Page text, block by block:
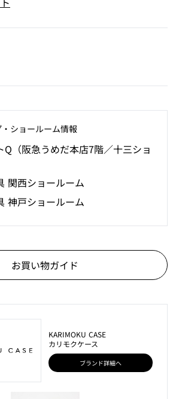
ショールーム情報
Q（阪急うめだ本店7階／十三ショ
関西ショールーム
神戸ショールーム
お買い物ガイド
KARIMOKU CASE
カリモクケース
ブランド詳細へ